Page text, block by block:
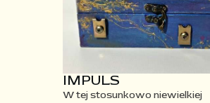
IMPULS
W tej stosunkowo niewielkiej